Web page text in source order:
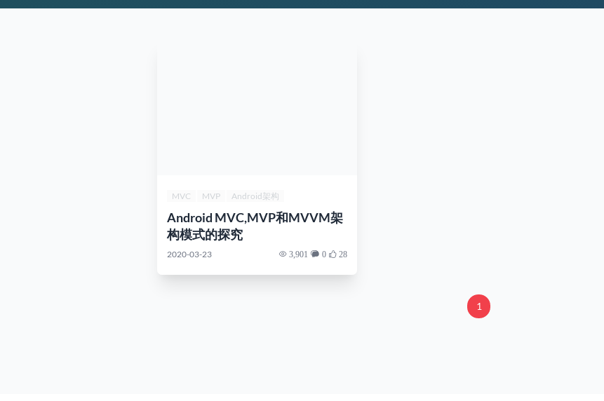
MVC MVP Android架构
Android MVC,MVP和MVVM架
构模式的探究
2020-03-23 3,901 0 28
1